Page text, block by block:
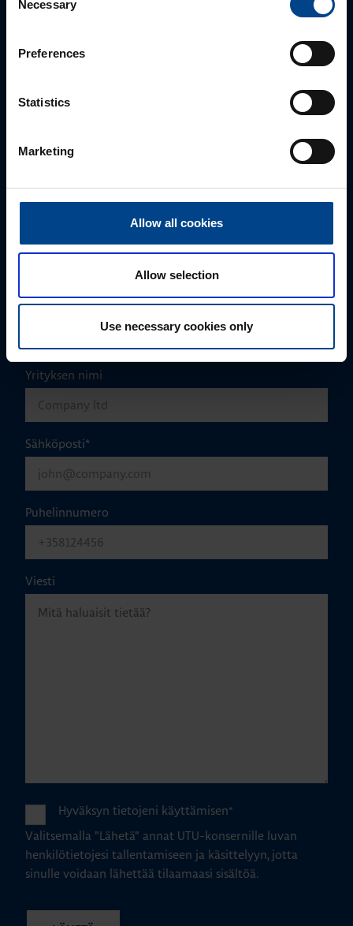
Selection
Necessary
Preferences
Statistics
Marketing
Allow all cookies
Allow selection
Use necessary cookies only
Myynti
Sukunimi*
Yrityksen nimi
Sähköposti*
Puhelinnumero
Viesti
Hyväksyn tietojeni käyttämisen*
Valitsemalla "Lähetä" annat UTU-konsernille luvan
henkilötietojesi tallentamiseen ja käsittelyyn, jotta
sinulle voidaan lähettää tilaamaasi sisältöä.